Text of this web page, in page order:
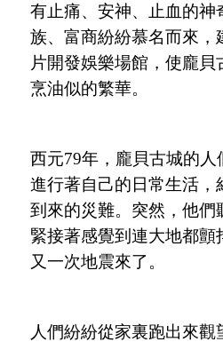
有止痛、安神、止血的神
族、富商紛紛慕名而來，
片開發娛樂場館，使龐貝
烹油似的繁華。
西元79年，龐貝古城的
進行著自己的日常生活，
到來的災難。突然，他們
緊接著感覺到連大地都顫
又一次地震來了。
人們紛紛從家裏跑出來